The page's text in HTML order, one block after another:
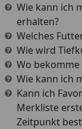
Wie kann ich
erhalten?
Welches
Wie wird
Wo
Wie kann ich
Kann ich
Merkliste
Zeitpunkt